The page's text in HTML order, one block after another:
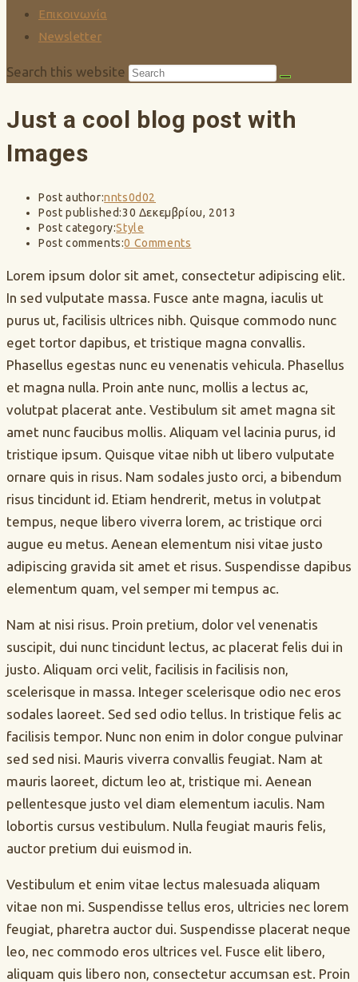
Επικοινωνία
Newsletter
Search this website
Just a cool blog post with
Images
Post author:nnts0d02
Post published:30 Δεκεμβρίου, 2013
Post category:Style
Post comments:0 Comments
Lorem ipsum dolor sit amet, consectetur adipiscing elit.
In sed vulputate massa. Fusce ante magna, iaculis ut
purus ut, facilisis ultrices nibh. Quisque commodo nunc
eget tortor dapibus, et tristique magna convallis.
Phasellus egestas nunc eu venenatis vehicula. Phasellus
et magna nulla. Proin ante nunc, mollis a lectus ac,
volutpat placerat ante. Vestibulum sit amet magna sit
amet nunc faucibus mollis. Aliquam vel lacinia purus, id
tristique ipsum. Quisque vitae nibh ut libero vulputate
ornare quis in risus. Nam sodales justo orci, a bibendum
risus tincidunt id. Etiam hendrerit, metus in volutpat
tempus, neque libero viverra lorem, ac tristique orci
augue eu metus. Aenean elementum nisi vitae justo
adipiscing gravida sit amet et risus. Suspendisse dapibus
elementum quam, vel semper mi tempus ac.
Nam at nisi risus. Proin pretium, dolor vel venenatis
suscipit, dui nunc tincidunt lectus, ac placerat felis dui in
justo. Aliquam orci velit, facilisis in facilisis non,
scelerisque in massa. Integer scelerisque odio nec eros
sodales laoreet. Sed sed odio tellus. In tristique felis ac
facilisis tempor. Nunc non enim in dolor congue pulvinar
sed sed nisi. Mauris viverra convallis feugiat. Nam at
mauris laoreet, dictum leo at, tristique mi. Aenean
pellentesque justo vel diam elementum iaculis. Nam
lobortis cursus vestibulum. Nulla feugiat mauris felis,
auctor pretium dui euismod in.
Vestibulum et enim vitae lectus malesuada aliquam
vitae non mi. Suspendisse tellus eros, ultricies nec lorem
feugiat, pharetra auctor dui. Suspendisse placerat neque
leo, nec commodo eros ultrices vel. Fusce elit libero,
aliquam quis libero non, consectetur accumsan est. Proin